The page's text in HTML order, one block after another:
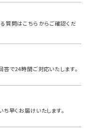
質問はこちらからご確認くだ
答で24時間ご対応いたします。
ち早く お届けいたします。